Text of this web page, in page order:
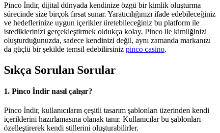
Pinco İndir, dijital dünyada kendinize özgü bir kimlik oluşturma
sürecinde size birçok fırsat sunar. Yaratıcılığınızı ifade edebileceğiniz
ve hedeflerinize uygun içerikler üretebileceğiniz bu platform ile
istediklerinizi gerçekleştirmek oldukça kolay. Pinco ile kimliğinizi
oluşturduğunuzda, sadece kendinizi değil, aynı zamanda markanızı
da güçlü bir şekilde temsil edebilirsiniz pinco casino.
Sıkça Sorulan Sorular
1. Pinco İndir nasıl çalışır?
Pinco İndir, kullanıcıların çeşitli tasarım şablonları üzerinden kendi
içeriklerini hazırlamasına olanak tanır. Kullanıcılar bu şablonları
özelleştirerek kendi stillerini oluşturabilirler.